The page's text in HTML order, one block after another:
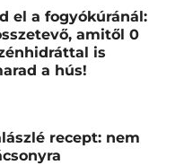
el a fogyókúránál:
amitől 0
is
a hús!
recept: nem